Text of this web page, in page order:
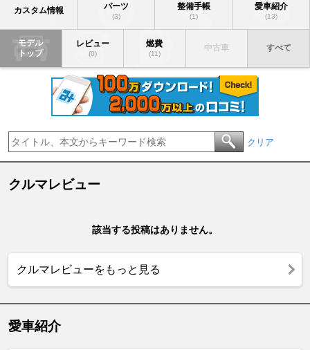
カスタム情報 パーツ
(3)
整備手帳
(1)
愛車紹介
(13)
モデル
トップ
レビュー
(0)
燃費
(11)
中古車 すべて
クリア
クルマレビュー
該当する投稿はありません。
クルマレビューをもっと見る
愛車紹介